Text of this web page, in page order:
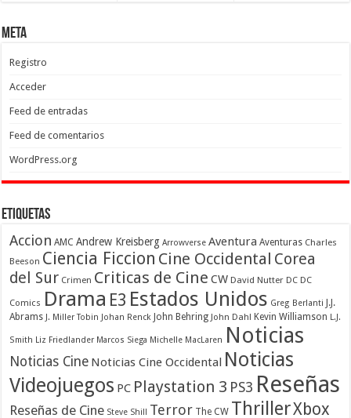
Meta
Registro
Acceder
Feed de entradas
Feed de comentarios
WordPress.org
Etiquetas
Accion AMC Andrew Kreisberg Arrowverse Aventura Aventuras Charles
Beeson Ciencia Ficcion Cine Occidental Corea
del Sur Crimen Criticas de Cine CW David Nutter DC DC
Comics Drama E3 Estados Unidos Greg Berlanti J.J.
Abrams J. Miller Tobin Johan Renck John Behring John Dahl Kevin Williamson L.J.
Smith Liz Friedlander Marcos Siega Michelle MacLaren Noticias
Noticias Cine Noticias Cine Occidental Noticias
Videojuegos PC Playstation 3 PS3 Reseñas
Reseñas de Cine Steve Shill Terror The CW ThrillerXbox